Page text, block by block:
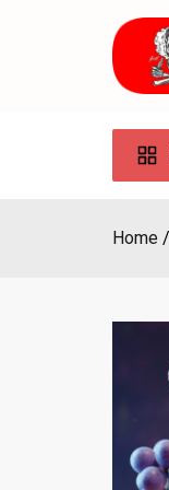
Home